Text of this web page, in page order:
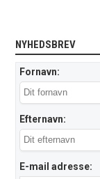
NYHEDSBREV
Fornavn:
Efternavn:
E-mail adresse: